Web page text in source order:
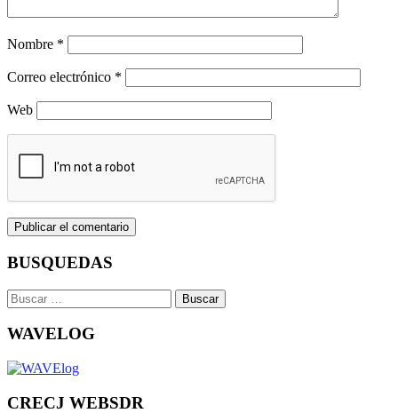
Nombre *
Correo electrónico *
Web
BUSQUEDAS
Buscar:
WAVELOG
CRECJ WEBSDR